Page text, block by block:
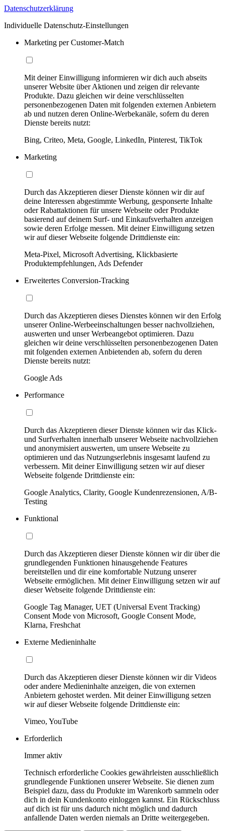
Datenschutzerklärung
Individuelle Datenschutz-Einstellungen
Marketing per Customer-Match
Mit deiner Einwilligung informieren wir dich auch abseits
unserer Website über Aktionen und zeigen dir relevante
Produkte. Dazu gleichen wir deine verschlüsselten
personenbezogenen Daten mit folgenden externen Anbietern
ab und nutzen deren Online-Werbekanäle, sofern du deren
Dienste bereits nutzt:
Bing, Criteo, Meta, Google, LinkedIn, Pinterest, TikTok
Marketing
Durch das Akzeptieren dieser Dienste können wir dir auf
deine Interessen abgestimmte Werbung, gesponserte Inhalte
oder Rabattaktionen für unsere Webseite oder Produkte
basierend auf deinem Surf- und Einkaufsverhalten anzeigen
sowie deren Erfolge messen. Mit deiner Einwilligung setzen
wir auf dieser Webseite folgende Drittdienste ein:
Meta-Pixel, Microsoft Advertising, Klickbasierte
Produktempfehlungen, Ads Defender
Erweitertes Conversion-Tracking
Durch das Akzeptieren dieses Dienstes können wir den Erfolg
unserer Online-Werbeeinschaltungen besser nachvollziehen,
auswerten und unser Werbeangebot optimieren. Dazu
gleichen wir deine verschlüsselten personenbezogenen Daten
mit folgenden externen Anbietenden ab, sofern du deren
Dienste bereits nutzt:
Google Ads
Performance
Durch das Akzeptieren dieser Dienste können wir das Klick-
und Surfverhalten innerhalb unserer Webseite nachvollziehen
und anonymisiert auswerten, um unsere Webseite zu
optimieren und das Nutzungserlebnis insgesamt laufend zu
verbessern. Mit deiner Einwilligung setzen wir auf dieser
Webseite folgende Drittdienste ein:
Google Analytics, Clarity, Google Kundenrezensionen, A/B-
Testing
Funktional
Durch das Akzeptieren dieser Dienste können wir dir über die
grundlegenden Funktionen hinausgehende Features
bereitstellen und dir eine komfortable Nutzung unserer
Webseite ermöglichen. Mit deiner Einwilligung setzen wir auf
dieser Webseite folgende Drittdienste ein:
Google Tag Manager, UET (Universal Event Tracking)
Consent Mode von Microsoft, Google Consent Mode,
Klarna, Freshchat
Externe Medieninhalte
Durch das Akzeptieren dieser Dienste können wir dir Videos
oder andere Medieninhalte anzeigen, die von externen
Anbietern gehostet werden. Mit deiner Einwilligung setzen
wir auf dieser Webseite folgende Drittdienste ein:
Vimeo, YouTube
Erforderlich
Immer aktiv
Technisch erforderliche Cookies gewährleisten ausschließlich
grundlegende Funktionen unserer Webseite. Sie dienen zum
Beispiel dazu, dass du Produkte im Warenkorb sammeln oder
dich in dein Kundenkonto einloggen kannst. Ein Rückschluss
auf dich ist für uns dadurch nicht möglich und dadurch
anfallende Daten werden niemals an Dritte weitergegeben.